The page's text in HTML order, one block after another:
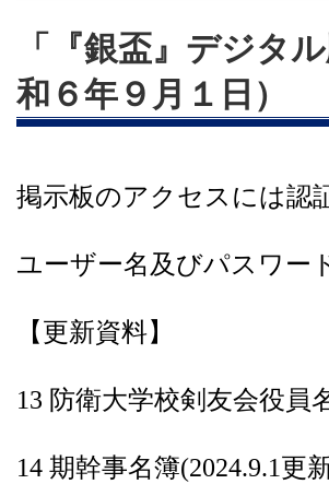
「『銀盃』デジタ
和６年９月１日）
掲示板のアクセスには認
ユーザー名及びパスワー
【更新資料】
13 防衛大学校剣友会役員
14 期幹事名簿(2024.9.1更